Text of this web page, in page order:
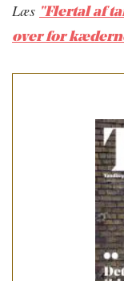
Læs "Flertal af
over for